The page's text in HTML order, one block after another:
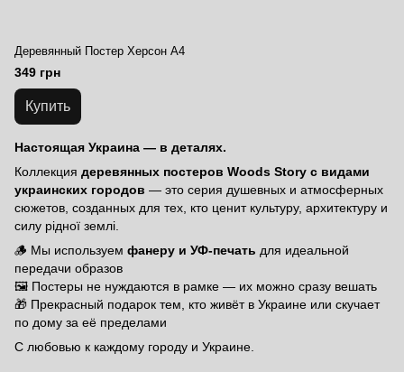
Деревянный Постер Херсон А4
349 грн
Купить
Настоящая Украина — в деталях.
Коллекция деревянных постеров Woods Story с видами
украинских городов — это серия душевных и атмосферных
сюжетов, созданных для тех, кто ценит культуру, архитектуру и
силу рідної землі.
🪵 Мы используем фанеру и УФ-печать для идеальной
передачи образов
🖼 Постеры не нуждаются в рамке — их можно сразу вешать
🎁 Прекрасный подарок тем, кто живёт в Украине или скучает
по дому за её пределами
С любовью к каждому городу и Украине.